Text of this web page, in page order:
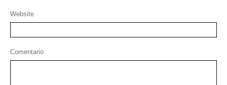
Website
Comentario